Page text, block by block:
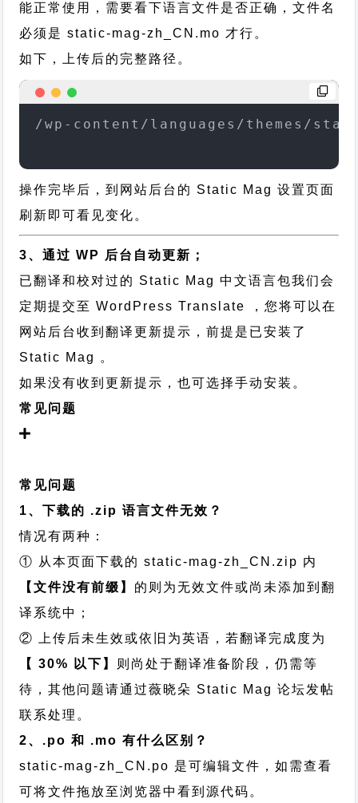
能正常使用，需要看下语言文件是否正确，文件名
必须是 static-mag-zh_CN.mo 才行。
如下，上传后的完整路径。
/wp-content/languages/themes/
操作完毕后，到网站后台的 Static Mag 设置页面
刷新即可看见变化。
3、通过 WP 后台自动更新；
已翻译和校对过的 Static Mag 中文语言包我们会
定期提交至 WordPress Translate ，您将可以在
网站后台收到翻译更新提示，前提是已安装了
Static Mag 。
如果没有收到更新提示，也可选择手动安装。
常见问题
常见问题
1、下载的 .zip 语言文件无效？
情况有两种：
① 从本页面下载的 static-mag-zh_CN.zip 内
【文件没有前缀】 的则为无效文件或尚未添加到翻
译系统中；
② 上传后未生效或依旧为英语，若翻译完成度为
【 30% 以下】 则尚处于翻译准备阶段，仍需等
待，其他问题请通过薇晓朵 Static Mag 论坛发帖
联系处理。
2、.po 和 .mo 有什么区别？
static-mag-zh_CN.po 是可编辑文件，如需查看
可将文件拖放至浏览器中看到源代码。